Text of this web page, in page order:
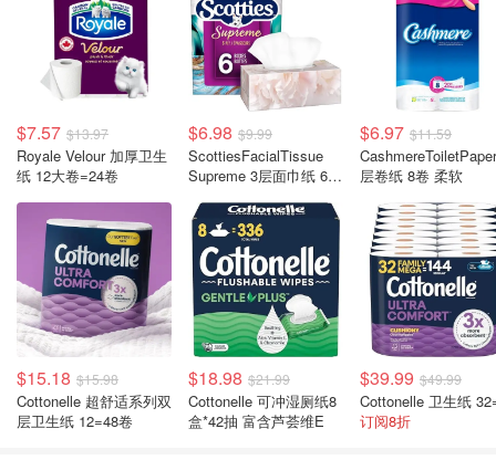
$7.57 $13.97
Royale Velour 加厚卫生
纸 12大卷=24卷
$6.98 $9.99
ScottiesFacialTissue
Supreme 3层面巾纸 6盒
$6.97 $11.59
层卷纸 8卷 柔软
$15.18 $15.98
Cottonelle 超舒适系列双
层卫生纸 12=48卷
$18.98 $21.99
Cottonelle 可冲湿厕纸8
盒*42抽 富含芦荟维E
$39.99 $49.99
订阅8折